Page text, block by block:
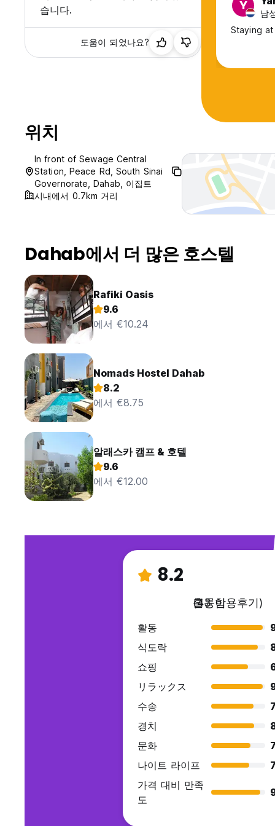
습니다.
도움이 되었나요?
Y
남
Staying
위치
In front of Sewage Central
Station, Peace Rd, South Sinai
Governorate, Dahab, 이집트
시내에서 0.7km 거리
Dahab에서 더 많은 호스텔
Rafiki Oasis
9.6
에서 €10.24
Nomads Hostel Dahab
8.2
에서 €8.75
알래스카 캠프 & 호텔
9.6
에서 €12.00
8.2
훌륭함
(43 이용후기)
활동
식도락
쇼핑
リラックス
수송
경치
문화
나이트 라이프
가격 대비 만족
도